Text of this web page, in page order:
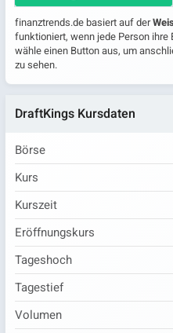
finanztrends.de basiert auf der
funktioniert, wenn jede Person
wähle einen Button aus, um
zu sehen.
DraftKings Kursdaten
Börse
Kurs
Kurszeit
Eröffnungskurs
Tageshoch
Tagestief
Volumen